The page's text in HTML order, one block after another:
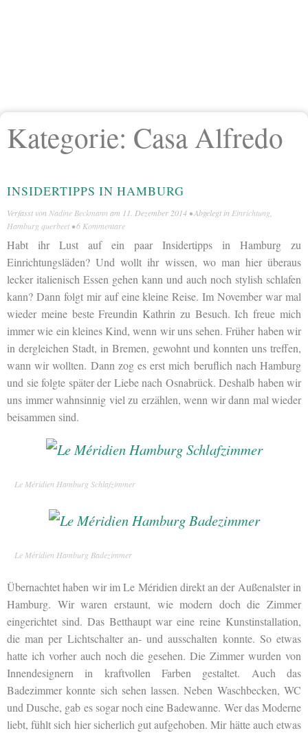
Kategorie: Casa Alfredo
INSIDERTIPPS IN HAMBURG
Verfasst von Nadine Beckmann am 11. Dezember 2014 • Abgelegt in Einrichtung
Hamburg querbeet •6 Kommentare
Habt ihr Lust auf ein paar Insidertipps in Hamburg zu
Einrichtungsläden? Und wollt ihr wissen, wo man hier überaus
lecker italienisch Essen gehen kann und auch noch stylish schlafen
kann? Dann folgt mir auf eine kleine Reise. Im November war mal
wieder meine beste Freundin Kathrin zu Besuch. Ich freue mich
immer wie ein kleines Kind, wenn wir uns sehen. Früher haben wir
in dergleichen Stadt, in Bremen, gewohnt und konnten uns treffen,
wann wir wollten. Dann zog es erst mich beruflich nach Hamburg
und sie folgte später der Liebe nach Osnabrück. Deshalb haben wir
uns immer wahnsinnig viel zu erzählen, wenn wir dann mal wieder
beisammen sind.
Le Méridien Hamburg Schlafzimmer
Le Méridien Hamburg Badezimmer
Übernachtet haben wir im Le Méridien direkt an der Außenalster in
Hamburg. Wir waren erstaunt, wie modern doch die Zimmer
eingerichtet sind. Das Betthaupt war eine reine Kunstinstallation,
die man per Lichtschalter an- und ausschalten konnte. So etwas
hatte ich vorher auch noch die gesehen. Die Zimmer wurden von
Innendesignern in kraftvollen Farben gestaltet. Auch das
Badezimmer konnte sich sehen lassen. Neben Waschbecken, WC
und Dusche, gab es sogar noch eine Badewanne. Wer das Moderne
liebt, fühlt sich hier sicherlich gut aufgehoben. Mir hätte auch etwas